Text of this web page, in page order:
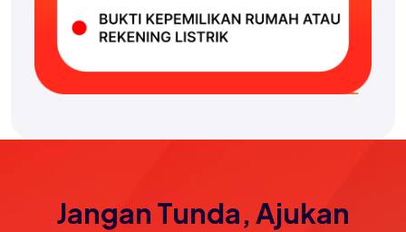
Jangan Tunda, Ajukan